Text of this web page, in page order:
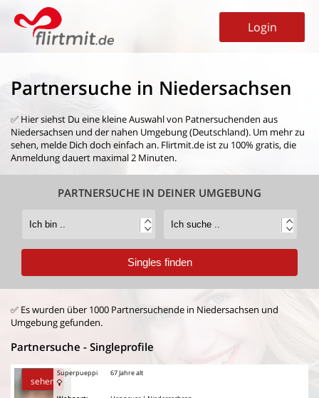
Login
Partnersuche in Niedersachsen
✅ Hier siehst Du eine kleine Auswahl von Patnersuchenden aus
Niedersachsen und der nahen Umgebung (Deutschland). Um mehr zu
sehen, melde Dich doch einfach an. Flirtmit.de ist zu 100% gratis, die
Anmeldung dauert maximal 2 Minuten.
PARTNERSUCHE IN DEINER UMGEBUNG
✅ Es wurden über 1000 Partnersuchende in Niedersachsen und
Umgebung gefunden.
Partnersuche - Singleprofile
sehen
Superpueppi 67 Jahre alt